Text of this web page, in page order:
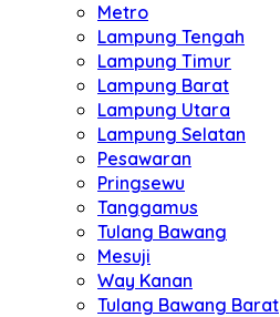
Metro
Lampung Tengah
Lampung Timur
Lampung Barat
Lampung Utara
Lampung Selatan
Pesawaran
Pringsewu
Tanggamus
Tulang Bawang
Mesuji
Way Kanan
Tulang Bawang Barat